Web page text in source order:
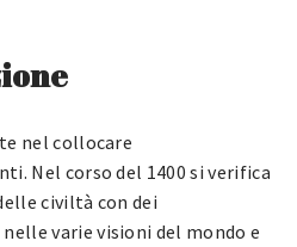
nel collocare
Nel corso del 1400 si verifica
civiltà con dei
varie visioni del mondo e